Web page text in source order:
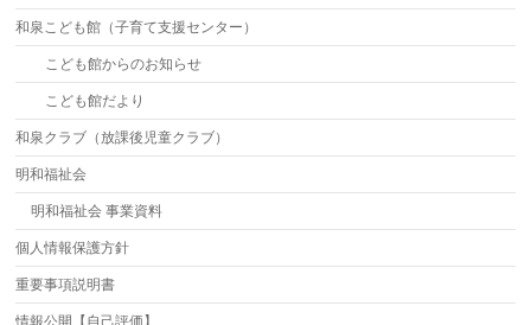
和泉こども館（子育て支援センター）
こども館からのお知らせ
こども館だより
和泉クラブ（放課後児童クラブ）
明和福祉会
明和福祉会 事業資料
個人情報保護方針
重要事項説明書
情報公開【自己評価】